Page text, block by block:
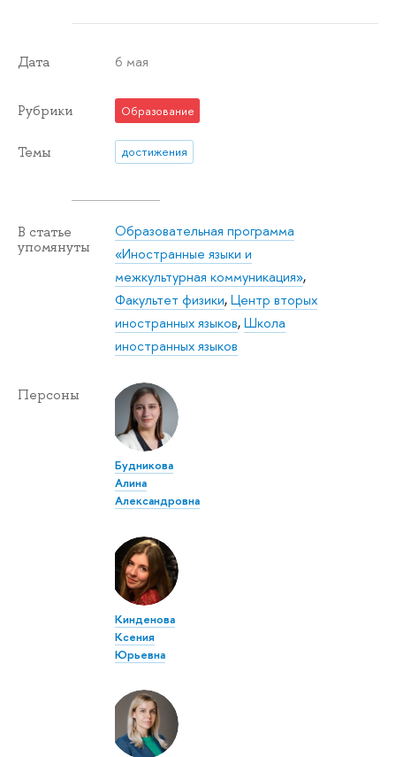
Дата 6 мая
Рубрики Образование
Темы достижения
В статье
упомянуты
Образовательная программа
«Иностранные языки и
межкультурная коммуникация»,
Факультет физики,Центр вторых
иностранных языков,Школа
иностранных языков
Персоны
Будникова
Алина
Александровна
Кинденова
Ксения
Юрьевна